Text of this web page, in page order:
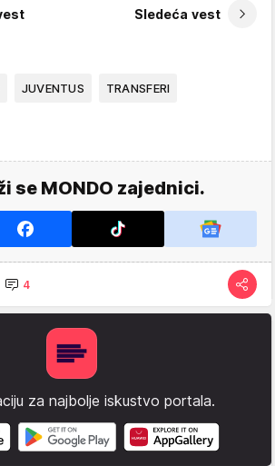
Sledeća vest
JUVENTUS TRANSFERI
se MONDO zajednici.
4
za najbolje iskustvo portala.